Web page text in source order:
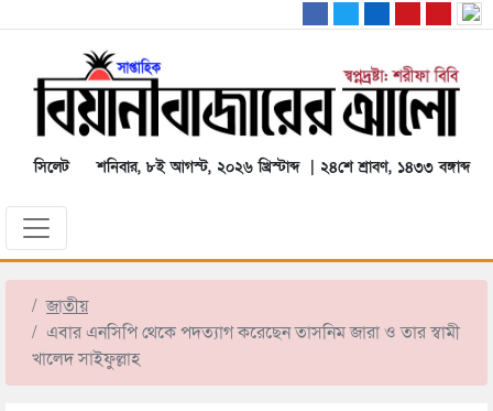
সিলেট শনিবার, ৮ই আগস্ট, ২০২৬ খ্রিস্টাব্দ | ২৪শে শ্রাবণ, ১৪৩৩ বঙ্গাব্দ
জাতীয়
এবার এনসিপি থেকে পদত্যাগ করেছেন তাসনিম জারা ও তার স্বামী
খালেদ সাইফুল্লাহ